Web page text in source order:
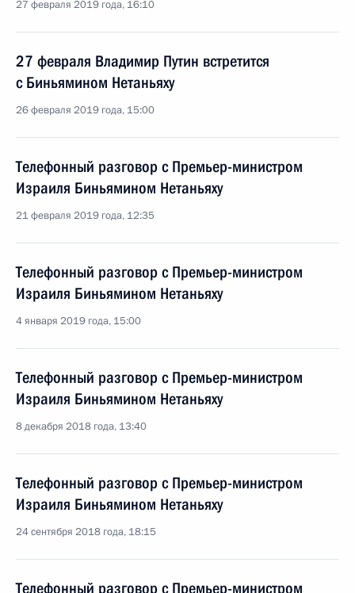
27 февраля 2019 года, 16:10
27 февраля Владимир Путин встретится
с Биньямином Нетаньяху
26 февраля 2019 года, 15:00
Телефонный разговор с Премьер-министром
Израиля Биньямином Нетаньяху
21 февраля 2019 года, 12:35
Телефонный разговор с Премьер-министром
Израиля Биньямином Нетаньяху
4 января 2019 года, 15:00
Телефонный разговор с Премьер-министром
Израиля Биньямином Нетаньяху
8 декабря 2018 года, 13:40
Телефонный разговор с Премьер-министром
Израиля Биньямином Нетаньяху
24 сентября 2018 года, 18:15
Телефонный разговор с Премьер-министром